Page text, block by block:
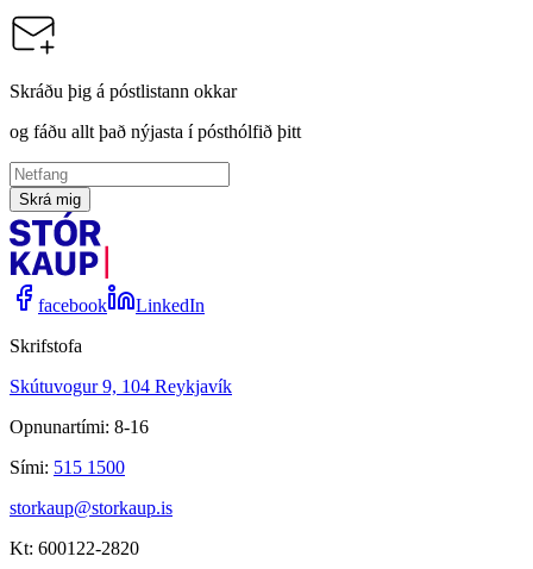
Skráðu þig á póstlistann okkar
og fáðu allt það nýjasta í pósthólfið þitt
Skrá mig
facebook
LinkedIn
Skrifstofa
Skútuvogur 9, 104 Reykjavík
Opnunartími: 8-16
Sími: 515 1500
storkaup@storkaup.is
Kt: 600122-2820